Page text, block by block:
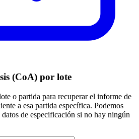
(CoA) por lote
o partida para recuperar el informe de
a esa partida específica. Podemos
de especificación si no hay ningún